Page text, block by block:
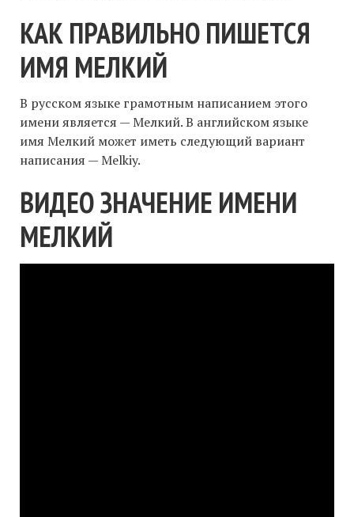
КАК ПРАВИЛЬНО ПИШЕТСЯ
ИМЯ МЕЛКИЙ
В русском языке грамотным написанием этого
имени является — Мелкий. В английском языке
имя Мелкий может иметь следующий вариант
написания — Melkiy.
ВИДЕО ЗНАЧЕНИЕ ИМЕНИ
МЕЛКИЙ